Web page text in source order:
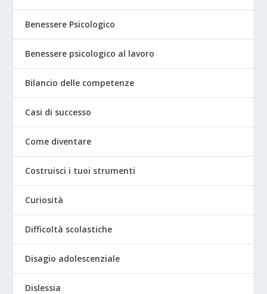
Benessere Psicologico
Benessere psicologico al lavoro
Bilancio delle competenze
Casi di successo
Come diventare
Costruisci i tuoi strumenti
Curiosità
Difficoltà scolastiche
Disagio adolescenziale
Dislessia